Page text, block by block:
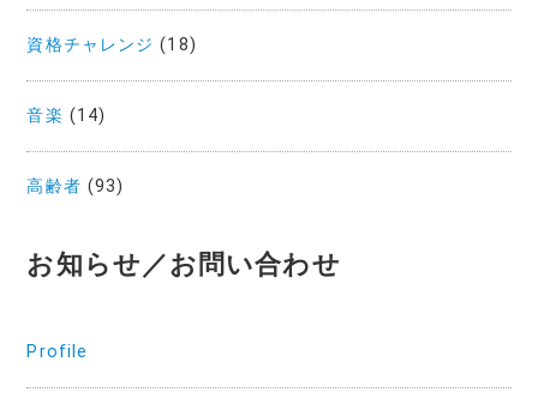
資格チャレンジ (18)
音楽 (14)
高齢者 (93)
お知らせ／お問い合わせ
Profile